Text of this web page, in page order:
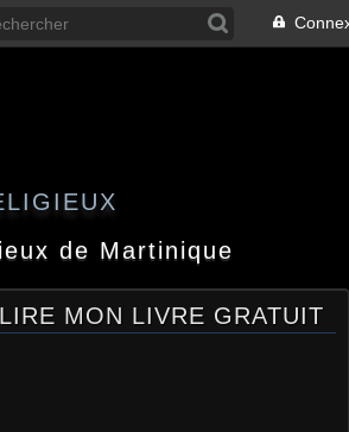
de Martinique
LIRE MON LIVRE GRATUIT